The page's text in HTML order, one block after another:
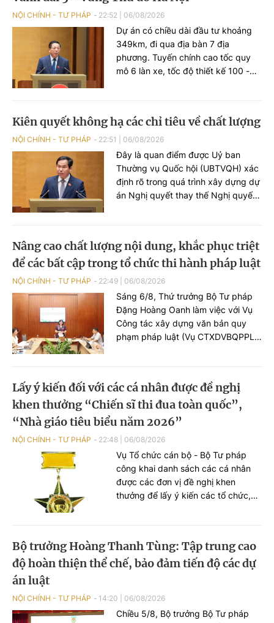
NỘI CHÍNH - TƯ PHÁP 22:52 06/08/2026
Dự án có chiều dài đầu tư khoảng
349km, đi qua địa bàn 7 địa
phương. Tuyến chính cao tốc quy
mô 6 làn xe, tốc độ thiết kế 100 -
phóng mặt bằng trên toàn bộ quy
mô mặt cắt ngang Vành đai 5. Tổng
diện tích đất chiếm dụng sơ bộ
khoảng 4.011 ha.
Kiên quyết không hạ các chỉ tiêu về chất lượng
NỘI CHÍNH - TƯ PHÁP 22:51 06/08/2026
Đây là quan điểm được Uỷ ban
Thường vụ Quốc hội (UBTVQH) xác
định rõ trong quá trình xây dựng dự
án Nghị quyết thay thế Nghị quyết
sát nhân dân, Tòa án nhân dân và
công tác thi hành án.
Nâng cao chất lượng nội dung, khắc phục triệt
để các bất cập trong tổ chức thi hành pháp luật
NỘI CHÍNH - TƯ PHÁP 22:49 06/08/2026
Sáng 6/8, Thứ trưởng Bộ Tư pháp
Đặng Hoàng Oanh làm việc với Vụ
Công tác xây dựng văn bản quy
phạm pháp luật (Vụ CTXDVBQPPL)
Lấy ý kiến đối với các cá nhân được đề nghị
khen thưởng “Chiến sĩ thi đua toàn quốc”,
“Nhà giáo tiêu biểu năm 2026”
NỘI CHÍNH - TƯ PHÁP 22:48 06/08/2026
Vụ Tổ chức cán bộ - Bộ Tư pháp
công khai danh sách các cá nhân
được các đơn vị đề nghị khen
thưởng để lấy ý kiến các tổ chức,
Bộ trưởng Hoàng Thanh Tùng: Tập trung cao
độ hoàn thiện thể chế, bảo đảm tiến độ các dự
án luật
NỘI CHÍNH - TƯ PHÁP 14:20 06/08/2026
Chiều 5/8, Bộ trưởng Bộ Tư pháp